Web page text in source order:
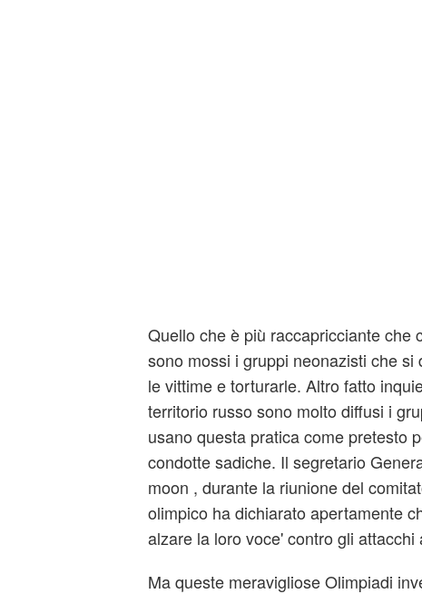
Quello che è più raccapricciante che
sono mossi i gruppi neonazisti che
le vittime e torturarle. Altro fatto
territorio russo sono molto diffusi i
usano questa pratica come pretesto
condotte sadiche. Il segretario
moon , durante la riunione del
olimpico ha dichiarato apertamente
alzare la loro voce' contro gli attacchi
Ma queste meravigliose Olimpiadi